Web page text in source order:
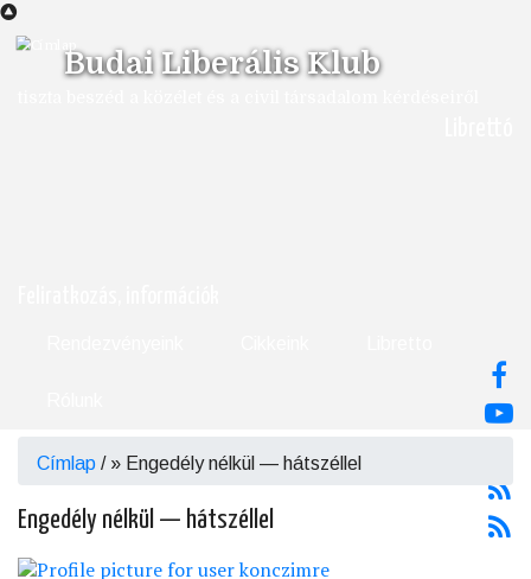
Ugrás
tartalomraBudai Liberális Klub
Morzsa
Címlap / Engedély nélkül — hátszéllel
Engedély nélkül — hátszéllel